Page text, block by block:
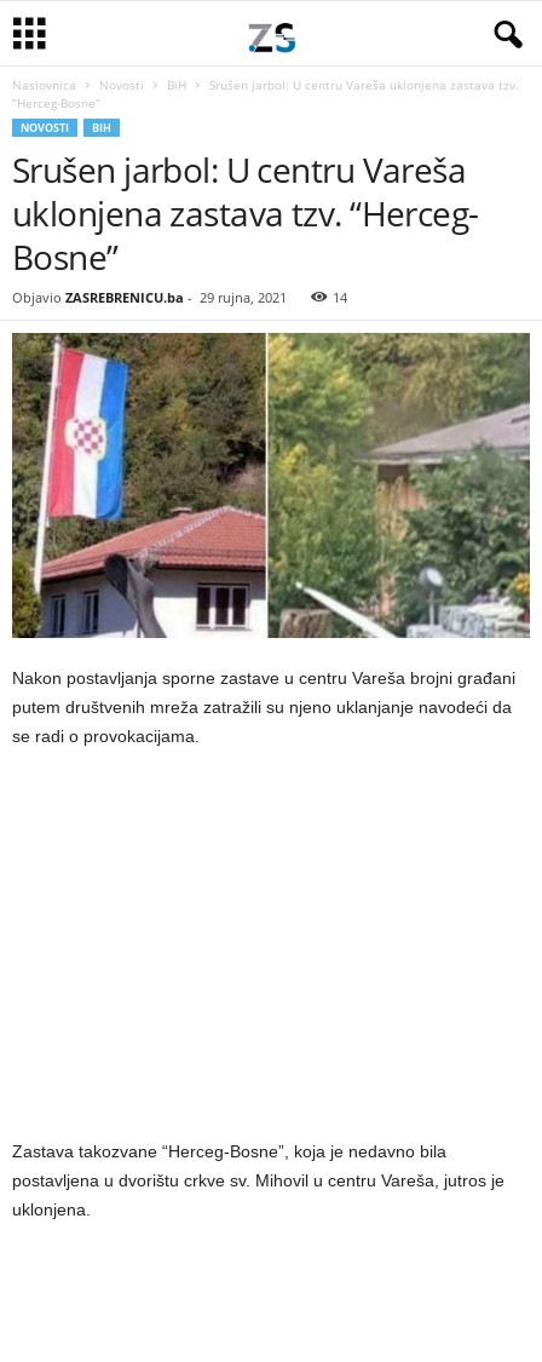
Naslovnica Novosti BiH
Srušen jarbol: U centru Vareša uklonjena zastava tzv.
“Herceg-Bosne”
NOVOSTI BIH
Srušen jarbol: U centru Vareša
uklonjena zastava tzv. “Herceg-
Bosne”
Objavio ZASREBRENICU.ba - 29 rujna, 2021 14
Nakon postavljanja sporne zastave u centru Vareša brojni građani
putem društvenih mreža zatražili su njeno uklanjanje navodeći da
se radi o provokacijama.
Zastava takozvane “Herceg-Bosne”, koja je nedavno bila
postavljena u dvorištu crkve sv. Mihovil u centru Vareša, jutros je
uklonjena.